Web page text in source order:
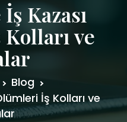
Kazası
ve
Blog
İş Kolları ve